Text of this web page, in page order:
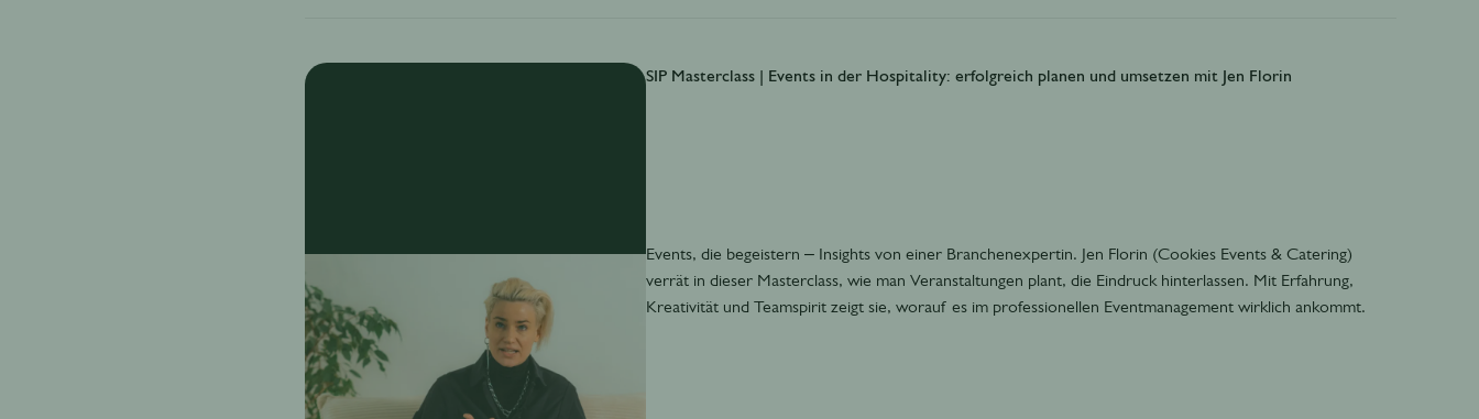
SIP Masterclass | Events in der Hospitality: erfolgreich planen und umsetzen mit Jen Florin
Events, die begeistern – Insights von einer Branchenexpertin. Jen Florin (Cookies Events & Catering)
verrät in dieser Masterclass, wie man Veranstaltungen plant, die Eindruck hinterlassen. Mit Erfahrung,
Kreativität und Teamspirit zeigt sie, worauf es im professionellen Eventmanagement wirklich ankommt.